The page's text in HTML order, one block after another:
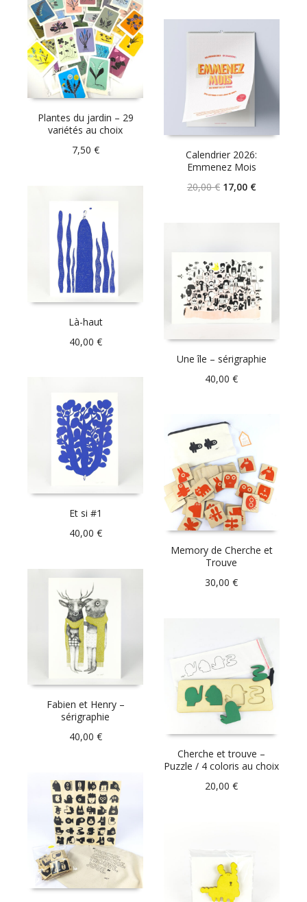
Plantes du jardin – 29
variétés au choix
7,50 €
Calendrier 2026:
Emmenez Mois
20,00€ Le
17,00 €Le
Là-haut
40,00 €
Une île – sérigraphie
40,00€
Et si #1
40,00 €
Memory de Cherche et
Trouve
30,00€
Fabien et Henry –
sérigraphie
40,00 €
Cherche et trouve –
Puzzle / 4 coloris au choix
20,00€